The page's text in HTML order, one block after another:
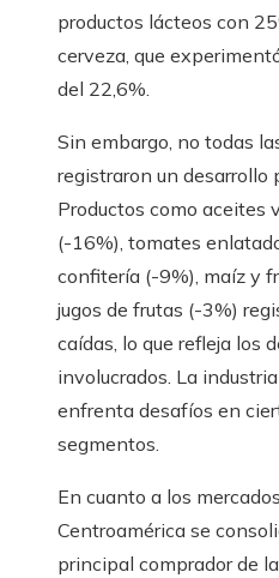
productos lácteos con
cerveza, que
del 22,6%.
Sin embargo, no todas
registraron un desarrollo
Productos como aceites
(-16%), tomates
confitería (-9%), maíz y
jugos de frutas (-3%)
caídas, lo que refleja los
involucrados. La
enfrenta desafíos en
segmentos.
En cuanto a los
Centroamérica se
principal comprador de